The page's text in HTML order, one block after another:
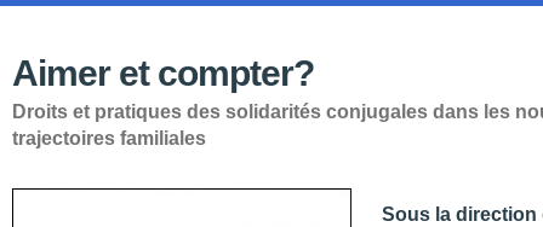
Aimer et compter?
Droits et pratiques des solidarités conjugales dans les
trajectoires familiales
Sous la direction